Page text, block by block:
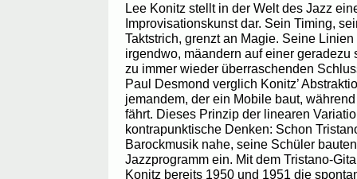
Lee Konitz stellt in der Welt des Jazz
Improvisationskunst dar. Sein Timing,
Taktstrich, grenzt an Magie. Seine
irgendwo, mäandern auf einer
zu immer wieder überraschenden
Paul Desmond verglich Konitz’
jemandem, der ein Mobile baut,
fährt. Dieses Prinzip der linearen
kontrapunktische Denken: Schon
Barockmusik nahe, seine Schüler
Jazzprogramm ein. Mit dem Tristano-
Konitz bereits 1950 und 1951 die